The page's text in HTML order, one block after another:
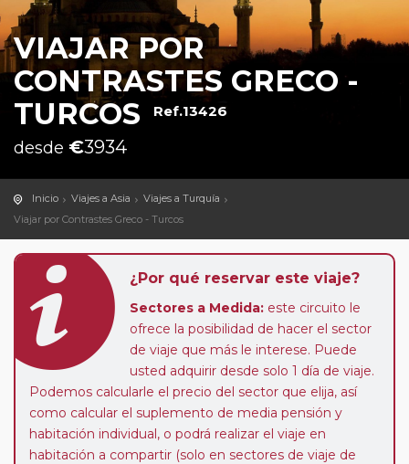
VIAJAR POR
CONTRASTES GRECO -
TURCOS
Ref.13426
desde €3934
Inicio Viajes a Asia
Viajes a Turquía
Viajar por Contrastes Greco - Turcos
¿Por qué reservar este viaje?
Sectores a Medida: este circuito le
ofrece la posibilidad de hacer el sector
de viaje que más le interese. Puede
usted adquirir desde solo 1 día de viaje.
Podemos calcularle el precio del sector que elija, así
como calcular el suplemento de media pensión y
habitación individual, o podrá realizar el viaje en
habitación a compartir (solo en sectores de viaje de